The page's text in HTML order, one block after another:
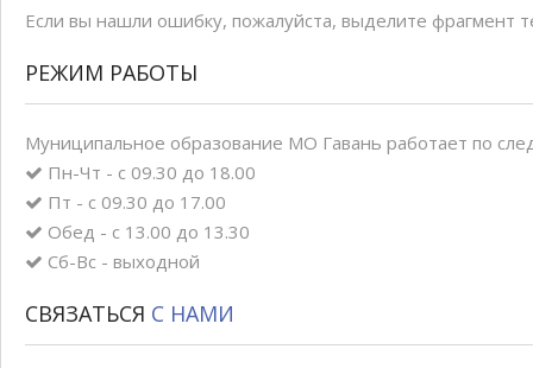
Если вы нашли ошибку, пожалуйста, выделите фрагмент
РЕЖИМ РАБОТЫ
Муниципальное образование МО Гавань работает по
Пн-Чт - с 09.30 до 18.00
Пт - с 09.30 до 17.00
Обед - с 13.00 до 13.30
Сб-Вс - выходной
СВЯЗАТЬСЯ С НАМИ